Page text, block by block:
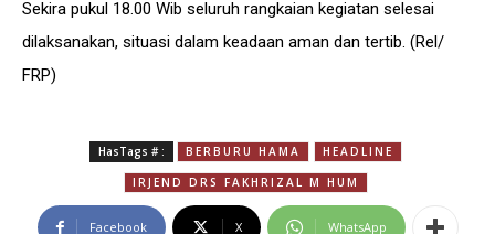
Sekira pukul 18.00 Wib seluruh rangkaian kegiatan selesai
dilaksanakan, situasi dalam keadaan aman dan tertib. (Rel/
FRP)
HasTags # : BERBURU HAMA
HEADLINE
IRJEND DRS FAKHRIZAL M HUM
Facebook X WhatsApp